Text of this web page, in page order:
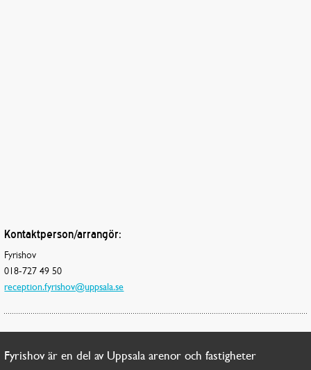
Kontaktperson/arrangör:
Fyrishov
018-727 49 50
reception.fyrishov@uppsala.se
Fyrishov är en del av Uppsala arenor och fastigheter